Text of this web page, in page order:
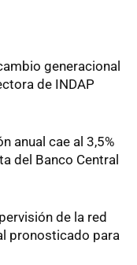
generacional
de INDAP
anual cae al 3,5%
del Banco Central
de la red
pronosticado para